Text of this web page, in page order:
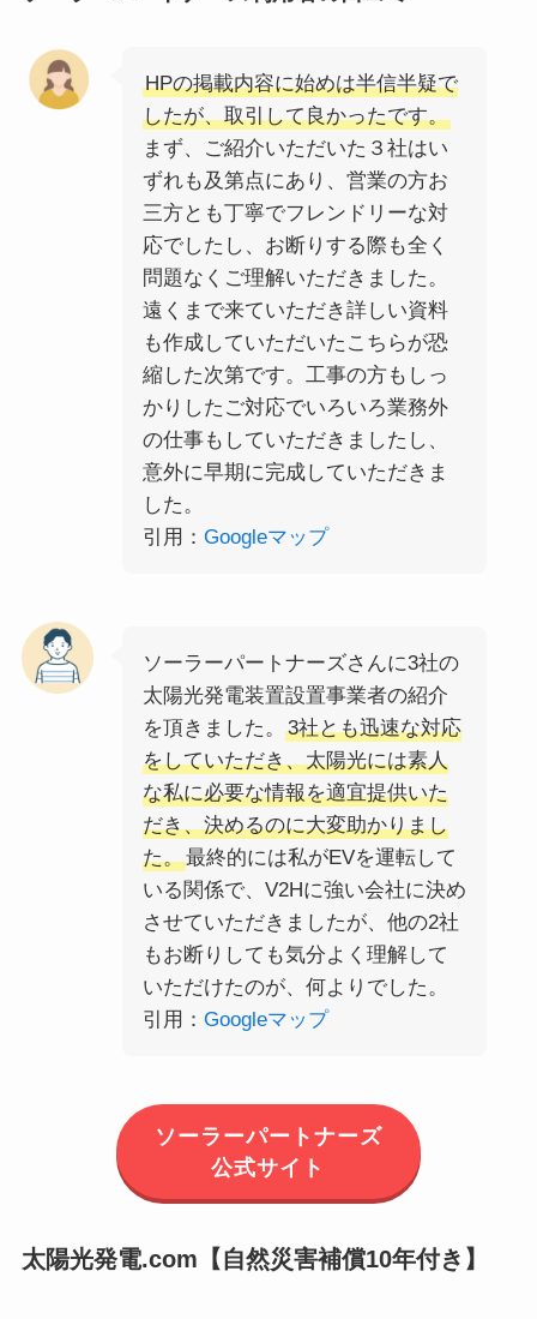
HPの掲載内容に始めは半信半疑で
したが、取引して良かったです。
まず、ご紹介いただいた３社はい
ずれも及第点にあり、営業の方お
三方とも丁寧でフレンドリーな対
応でしたし、お断りする際も全く
問題なくご理解いただきました。
遠くまで来ていただき詳しい資料
も作成していただいたこちらが恐
縮した次第です。工事の方もしっ
かりしたご対応でいろいろ業務外
の仕事もしていただきましたし、
意外に早期に完成していただきま
した。
引用： Googleマップ
ソーラーパートナーズさんに3社の
太陽光発電装置設置事業者の紹介
を頂きました。
3社とも迅速な対応
をしていただき、太陽光には素人
な私に必要な情報を適宜提供いた
だき、決めるのに大変助かりまし
た。最終的には私がEVを運転して
いる関係で、V2Hに強い会社に決め
させていただきましたが、他の2社
もお断りしても気分よく理解して
いただけたのが、何よりでした。
引用： Googleマップ
ソーラーパートナーズ
公式サイト
太陽光発電.com【自然災害補償10年付き】